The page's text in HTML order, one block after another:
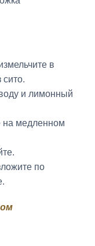
в
сито.
и лимонный
на медленном
по